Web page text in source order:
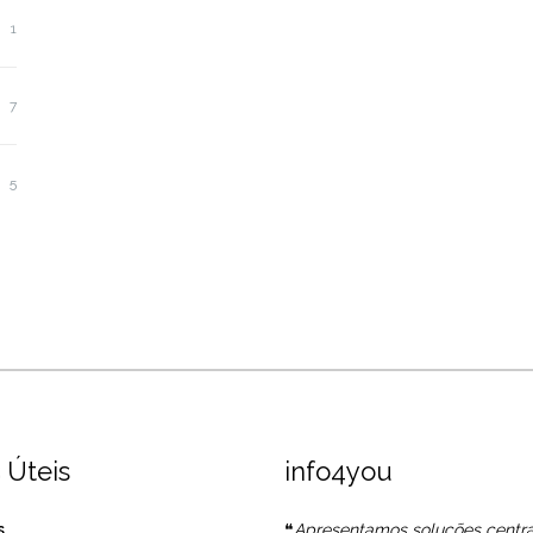
1
7
5
Úteis info4you